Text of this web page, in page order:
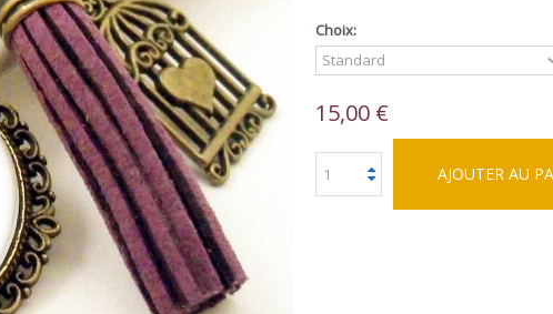
Choix:
15,00 €
AJOUTER AU